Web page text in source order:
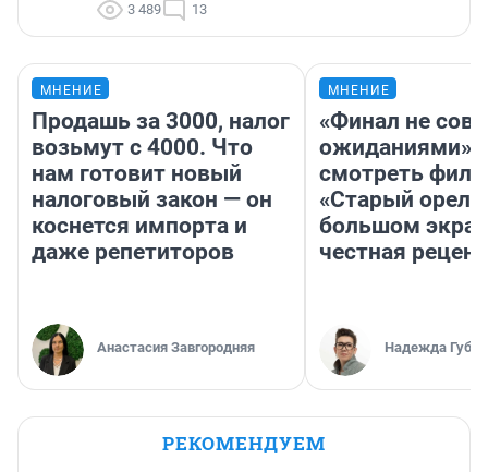
3 489 13
МНЕНИЕ
Продашь за 3000, налог
возьмут с 4000. Что
нам готовит новый
налоговый закон — он
коснется импорта и
даже репетиторов
Анастасия Завгородняя
МНЕНИЕ
«Финал не
ожиданиями»:
смотреть
«Старый орел»
большом
честная
Надежда
РЕКОМЕНДУЕМ